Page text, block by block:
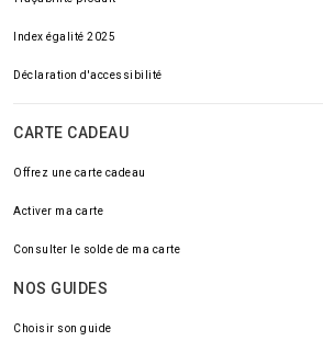
Index égalité 2025
Déclaration d'accessibilité
CARTE CADEAU
Offrez une carte cadeau
Activer ma carte
Consulter le solde de ma carte
NOS GUIDES
Choisir son guide